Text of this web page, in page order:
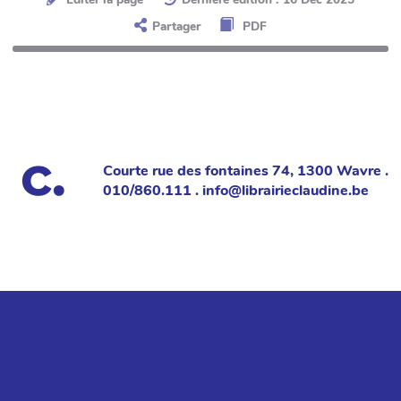
Partager
PDF
Courte rue des fontaines 74, 1300 Wavre .
010/860.111 . info@librairieclaudine.be